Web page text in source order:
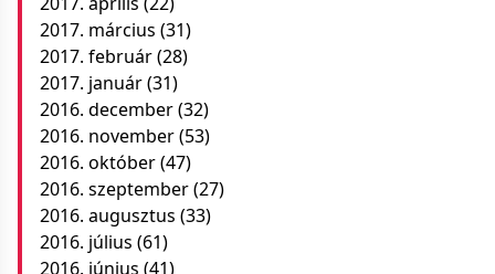
2017. március (31)
2017. február(28)
2017. január(31)
2016. december(32)
2016. november(53)
2016. október(47)
2016. szeptember(27)
2016. augusztus (33)
2016. július (61)
2016. június (41)